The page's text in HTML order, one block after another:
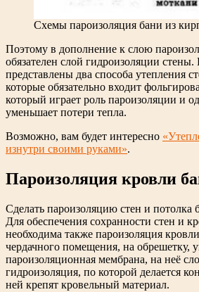
Схемы пароизоляция бани из
Поэтому в дополнение к слою
обязателен слой гидроизоляции стены.
представлены два способа утепления
которые обязательно входит
который играет роль пароизоляции и
уменьшает потери тепла.
Возможно, вам будет интересно
изнутри своими руками».
Пароизоляция кровли
Сделать пароизоляцию стен и потолка
Для обеспечения сохранности стен и
необходима также пароизоляция
чердачного помещения, на обрешетку,
пароизоляционная мембрана, на неё
гидроизоляция, по которой делается
ней крепят кровельный материал.